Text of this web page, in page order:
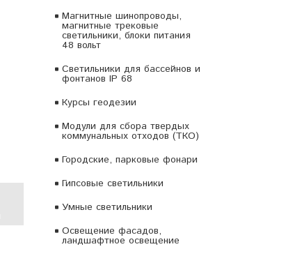
Магнитные шинопроводы,
магнитные трековые
светильники, блоки питания
48 вольт
Светильники для бассейнов и
фонтанов IP 68
Курсы геодезии
Модули для сбора твердых
коммунальных отходов (ТКО)
Городские, парковые фонари
Гипсовые светильники
Умные светильники
Освещение фасадов,
ландшафтное освещение